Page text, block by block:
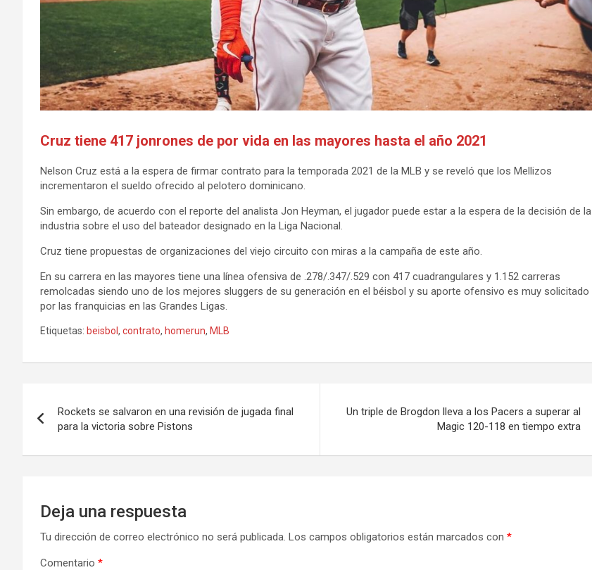
Cruz tiene 417 jonrones de por vida en las mayores hasta el año 2021
Nelson Cruz está a la espera de firmar contrato para la temporada 2021 de la MLB y se reveló que los Mellizos
incrementaron el sueldo ofrecido al pelotero dominicano.
Sin embargo, de acuerdo con el reporte del analista Jon Heyman, el jugador puede estar a la espera de la decisión de la
industria sobre el uso del bateador designado en la Liga Nacional.
Cruz tiene propuestas de organizaciones del viejo circuito con miras a la campaña de este año.
En su carrera en las mayores tiene una línea ofensiva de .278/.347/.529 con 417 cuadrangulares y 1.152 carreras
remolcadas siendo uno de los mejores sluggers de su generación en el béisbol y su aporte ofensivo es muy solicitado
por las franquicias en las Grandes Ligas.
Etiquetas: beisbol , contrato, homerun, MLB
de
entradas
Rockets se salvaron en una revisión de jugada final
para la victoria sobre Pistons
Un triple de Brogdon lleva a los Pacers a superar al
Magic 120-118 en tiempo extra
Deja una respuesta
Tu dirección de correo electrónico no será publicada. Los campos obligatorios están marcados con *
Comentario *